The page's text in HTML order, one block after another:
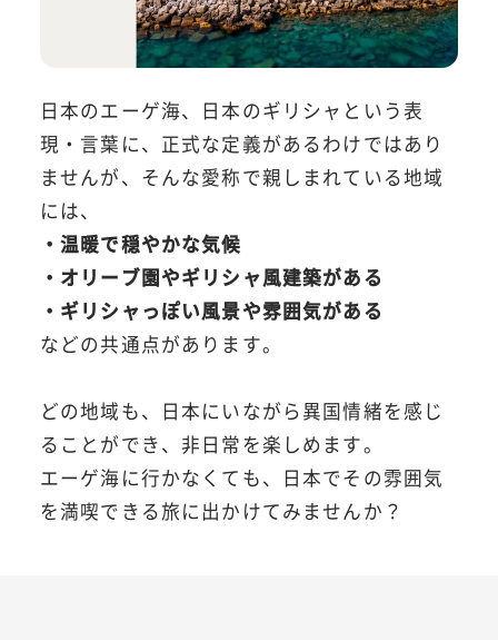
日本のエーゲ海、日本のギリシャという表
現・言葉に、正式な定義があるわけではあり
ませんが、そんな愛称で親しまれている地域
には、
・温暖で穏やかな気候
・オリーブ園やギリシャ風建築がある
・ギリシャっぽい風景や雰囲気がある
などの共通点があります。
どの地域も、日本にいながら異国情緒を感じ
ることができ、非日常を楽しめます。
エーゲ海に行かなくても、日本でその雰囲気
を満喫できる旅に出かけてみませんか？